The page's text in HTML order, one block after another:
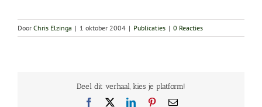
Door Chris Elzinga | 1 oktober 2004 | Publicaties | 0 Reacties
Deel dit verhaal, kies je platform!
Facebook LinkedInPinterest
E-